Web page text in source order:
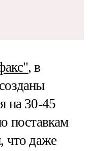
, в
на 30-45
поставкам
что даже